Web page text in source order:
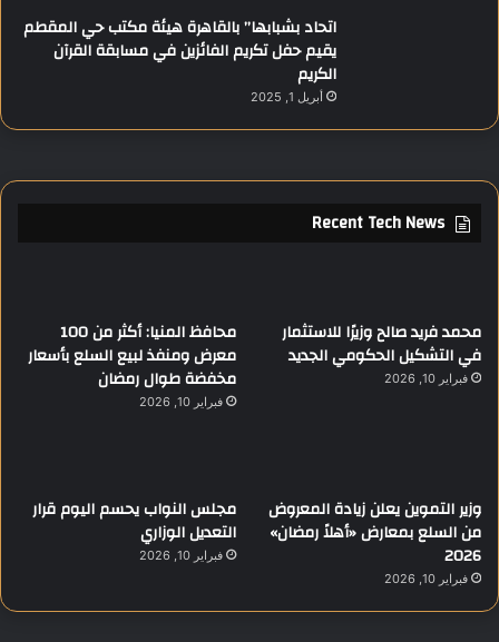
اتحاد بشبابها” بالقاهرة هيئة مكتب حي المقطم
يقيم حفل تكريم الفائزين في مسابقة القرآن
الكريم
أبريل 1, 2025
Recent Tech News
محمد فريد صالح وزيرًا للاستثمار
في التشكيل الحكومي الجديد
فبراير 10, 2026
محافظ المنيا: أكثر من 100
معرض ومنفذ لبيع السلع بأسعار
مخفضة طوال رمضان
فبراير 10, 2026
وزير التموين يعلن زيادة المعروض
من السلع بمعارض «أهلاً رمضان»
2026
فبراير 10, 2026
مجلس النواب يحسم اليوم قرار
التعديل الوزاري
فبراير 10, 2026